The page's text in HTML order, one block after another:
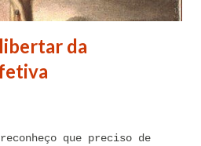
da
que preciso de